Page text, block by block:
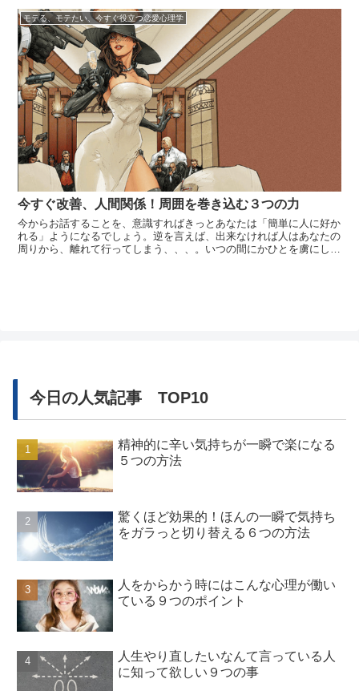
「失敗」と一言で言っても成果を得られる失敗の仕方と、そうでない
失敗の仕...
モテる、モテたい、今すぐ役立つ恋愛心理学
今すぐ改善、人間関係！周囲を巻き込む３つの力
今からお話することを、意識すればきっとあなたは「簡単に人に好か
れる」ようになるでしょう。逆を言えば、出来なければ人はあなたの
周りから、離れて行ってしまう、、、。いつの間にかひとを虜にし
今日の人気記事 TOP10
精神的に辛い気持ちが一瞬で楽になる
５つの方法
驚くほど効果的！ほんの一瞬で気持ち
をガラっと切り替える６つの方法
人をからかう時にはこんな心理が働い
ている９つのポイント
人生やり直したいなんて言っている人
に知って欲しい９つの事